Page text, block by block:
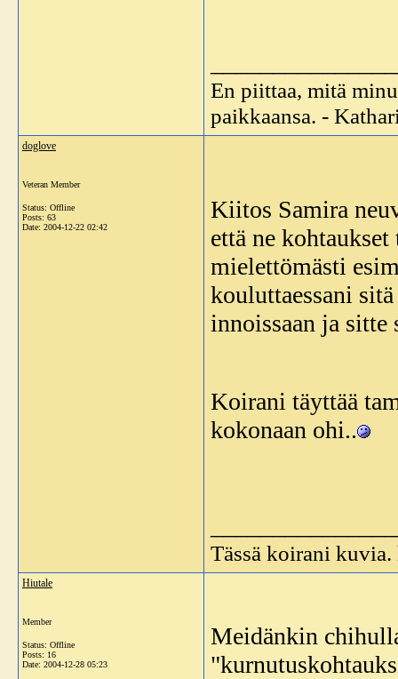
En piittaa, mitä
paikkaansa. -
doglove
Veteran Member
Status: Offline
Posts: 63
Date: 2004-12-22 02:42
Kiitos Samira
että ne
mielettömästi
kouluttaessani
innoissaan ja sitte
Koirani täyttää
kokonaan ohi..
Tässä koirani
Hiutale
Member
Status: Offline
Posts: 16
Date: 2004-12-28 05:23
Meidänkin